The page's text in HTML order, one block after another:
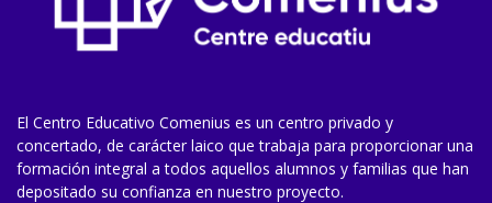
El Centro Educativo Comenius es un centro privado y
concertado, de carácter laico que trabaja para proporcionar una
formación integral a todos aquellos alumnos y familias que han
depositado su confianza en nuestro proyecto.